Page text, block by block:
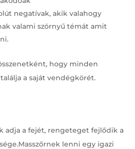
negatívak, akik valahogy
valami szörnyű témát amit
hogy minden
a saját vendégkörét.
adja a fejét, rengeteget fejlődik a
lenni egy igazi